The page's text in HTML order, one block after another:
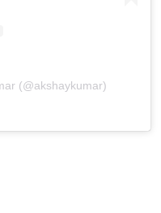
(@akshaykumar)